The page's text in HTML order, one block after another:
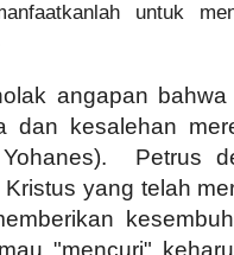
untuk
angapan
dan kesalehan
Petrus
Kristus yang telah
"mencuri"